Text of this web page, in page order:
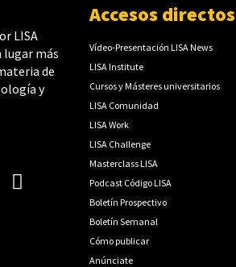
LISA
más
de
y
Accesos directos
Vídeo-Presentación LISA News
LISA Institute
Cursos y Másteres universitarios
LISA Comunidad
LISA Work
LISA Challenge
Masterclass LISA
Podcast Código LISA
Boletín Prospectivo
Boletín Semanal
Cómo publicar
Anúnciate